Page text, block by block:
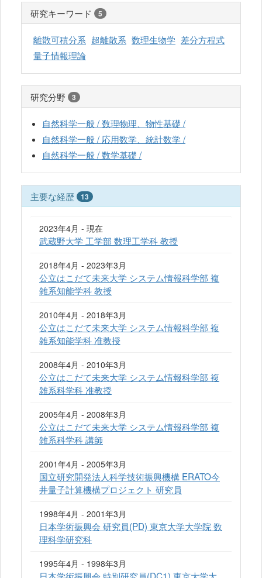
研究キーワード 5
離散可積分系 超離散系 数理生物学 差分方程式
量子情報理論
研究分野 3
自然科学一般 / 数理物理、物性基礎 /
自然科学一般 / 応用数学、統計数学 /
自然科学一般 / 数学基礎 /
主要な経歴 13
2023年4月 - 現在
武蔵野大学 工学部 数理工学科 教授
2018年4月 - 2023年3月
公立はこだて未来大学 システム情報科学部 複
雑系知能学科 教授
2010年4月 - 2018年3月
公立はこだて未来大学 システム情報科学部 複
雑系知能学科 准教授
2008年4月 - 2010年3月
公立はこだて未来大学 システム情報科学部 複
雑系科学科 准教授
2005年4月 - 2008年3月
公立はこだて未来大学 システム情報科学部 複
雑系科学科 講師
2001年4月 - 2005年3月
国立研究開発法人科学技術振興機構 ERATO今
井量子計算機構プロジェクト 研究員
1998年4月 - 2001年3月
日本学術振興会 研究員(PD) 東京大学大学院 数
理科学研究科
1995年4月 - 1998年3月
日本学術振興会 特別研究員(DC1) 東京大学大